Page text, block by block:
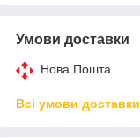
Умови доставки
Нова Пошта
Всі умови доставки